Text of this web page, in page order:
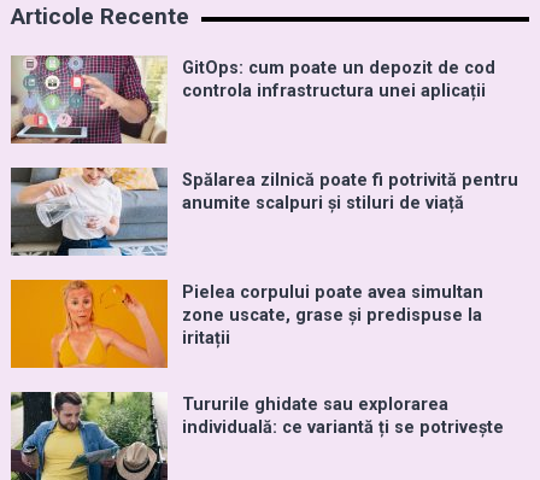
Articole Recente
GitOps: cum poate un depozit de cod
controla infrastructura unei aplicații
Spălarea zilnică poate fi potrivită pentru
anumite scalpuri și stiluri de viață
Pielea corpului poate avea simultan
zone uscate, grase și predispuse la
iritații
Tururile ghidate sau explorarea
individuală: ce variantă ți se potrivește